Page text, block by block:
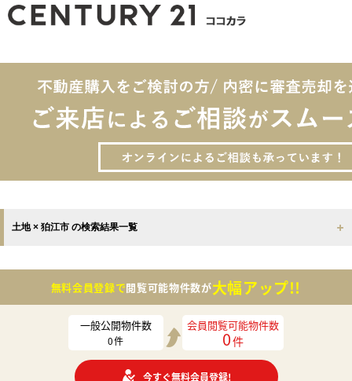
土地 × 狛江市 の検索結果一覧
無料会員登録で閲覧可能物件数が大幅アップ!!
一般公開物件数
0件
会員閲覧可能物件数
0件
今すぐ無料会員登録!